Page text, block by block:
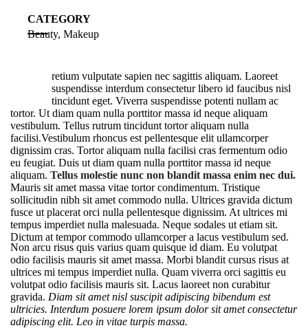
CATEGORY
Beauty, Makeup
retium vulputate sapien nec sagittis aliquam. Laoreet
suspendisse interdum consectetur libero id faucibus nisl
tincidunt eget. Viverra suspendisse potenti nullam ac
tortor. Ut diam quam nulla porttitor massa id neque aliquam
vestibulum. Tellus rutrum tincidunt tortor aliquam nulla
facilisi.Vestibulum rhoncus est pellentesque elit ullamcorper
dignissim cras. Tortor aliquam nulla facilisi cras fermentum odio
eu feugiat. Duis ut diam quam nulla porttitor massa id neque
aliquam. Tellus molestie nunc non blandit massa enim nec dui.
Mauris sit amet massa vitae tortor condimentum. Tristique
sollicitudin nibh sit amet commodo nulla. Ultrices gravida dictum
fusce ut placerat orci nulla pellentesque dignissim. At ultrices mi
tempus imperdiet nulla malesuada. Neque sodales ut etiam sit.
Dictum at tempor commodo ullamcorper a lacus vestibulum sed.
Non arcu risus quis varius quam quisque id diam. Eu volutpat
odio facilisis mauris sit amet massa. Morbi blandit cursus risus at
ultrices mi tempus imperdiet nulla. Quam viverra orci sagittis eu
volutpat odio facilisis mauris sit. Lacus laoreet non curabitur
gravida. Diam sit amet nisl suscipit adipiscing bibendum est
ultricies. Interdum posuere lorem ipsum dolor sit amet consectetur
adipiscing elit. Leo in vitae turpis massa.